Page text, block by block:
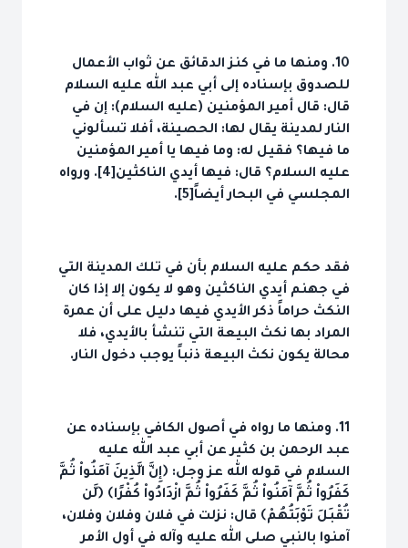
10. ومنها ما في كنز الدقائق عن ثواب الأعمال
للصدوق بإسناده إلى أبي عبد الله عليه السلام
قال: قال أمير المؤمنين (عليه السلام): إن في
النار لمدينة يقال لها: الحصينة، أفلا تسألوني
ما فيها؟ فقيل له: وما فيها يا أمير المؤمنين
عليه السلام؟ قال: فيها أيدي الناكثين[4]. ورواه
المجلسي في البحار أيضاً[5].
فقد حكم عليه السلام بأن في تلك المدينة التي
في جهنم أيدي الناكثين وهو لا يكون إلا إذا كان
النكث حراماً ذكر الأيدي فيها دليل على أن عمرة
المراد بها نكث البيعة التي تنشأ بالأيدي، فلا
محالة يكون نكث البيعة ذنباً يوجب دخول النار.
11. ومنها ما رواه في أصول الكافي بإسناده عن
عبد الرحمن بن كثير عن أبي عبد الله عليه
السلام في قوله الله عز وجل: ﴿إِنَّ الَّذِينَ آمَنُواْ ثُمَّ
كَفَرُواْ ثُمَّ آمَنُواْ ثُمَّ كَفَرُواْ ثُمَّ ازْدَادُواْ كُفْرًا﴾ ﴿لَّن
تُقْبَلَ تَوْبَتُهُمْ﴾ قال: نزلت في فلان وفلان وفلان،
آمنوا بالنبي صلى الله عليه وآله في أول الأمر